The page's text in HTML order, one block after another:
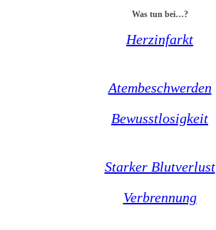
Was tun bei…?
Herzinfarkt
Atembeschwerden
Bewusstlosigkeit
Starker Blutverlust
Verbrennung